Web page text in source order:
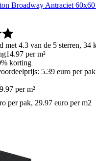
Broadway Antraciet
met 4.3 van de 5 sterren, 34
14.97 per m²
korting
5.39 euro per
per m²
per pak, 29.97 euro per m2